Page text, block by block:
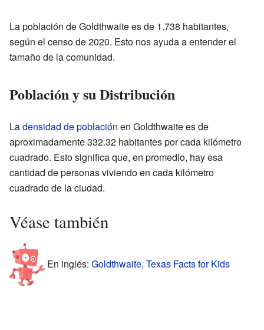
La población de Goldthwaite es de 1.738 habitantes,
según el censo de 2020. Esto nos ayuda a entender el
tamaño de la comunidad.
Población y su Distribución
Ladensidad de población en Goldthwaite es de
aproximadamente 332.32 habitantes por cada kilómetro
cuadrado. Esto significa que, en promedio, hay esa
cantidad de personas viviendo en cada kilómetro
cuadrado de la ciudad.
Véase también
En inglés: Goldthwaite, Texas Facts for Kids